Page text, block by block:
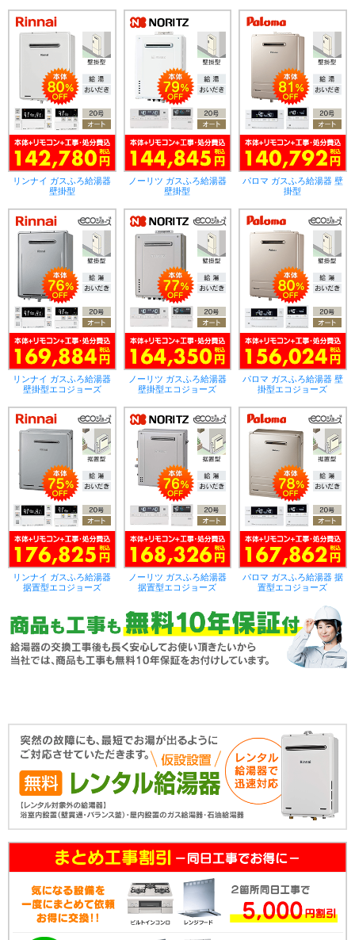
リンナイ ガスふろ給湯器
壁掛型
ノーリツ ガスふろ給湯器
壁掛型
パロマ ガスふろ給湯器 壁
掛型
リンナイ ガスふろ給湯器
壁掛型エコジョーズ
ノーリツ ガスふろ給湯器
壁掛型エコジョーズ
パロマ ガスふろ給湯器 壁
掛型エコジョーズ
リンナイ ガスふろ給湯器
据置型エコジョーズ
ノーリツ ガスふろ給湯器
据置型エコジョーズ
パロマ ガスふろ給湯器 据
置型エコジョーズ